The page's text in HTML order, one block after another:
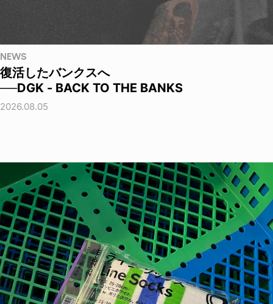
NEWS
復活したバンクスへ
──DGK - BACK TO THE BANKS
2026.08.05